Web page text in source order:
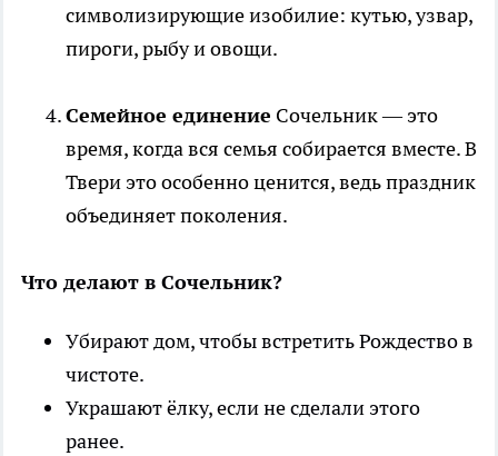
символизирующие изобилие: кутью, узвар,
пироги, рыбу и овощи.
Семейное единение Сочельник — это
время, когда вся семья собирается вместе. В
Твери это особенно ценится, ведь праздник
объединяет поколения.
Что делают в Сочельник?
Убирают дом, чтобы встретить Рождество в
чистоте.
Украшают ёлку, если не сделали этого
ранее.